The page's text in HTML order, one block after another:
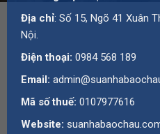
Địa chỉ: Số 15, Ngõ 41 Xuân
Nội.
Điện thoại: 0984 568 189
Email:
Mã số thuế: 0107977616
Website: